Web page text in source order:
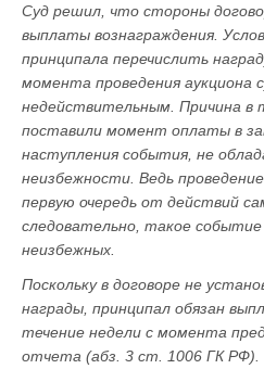
Суд решил, что стороны
выплаты вознаграждения.
принципала перечислить
момента проведения аукциона
недействительным. Причина
поставили момент оплаты в
наступления события, не
неизбежности. Ведь
первую очередь от действий
следовательно, такое
неизбежных.
Поскольку в договоре не
награды, принципал обязан
течение недели с момента
отчета (абз. 3 ст. 1006 ГК РФ).